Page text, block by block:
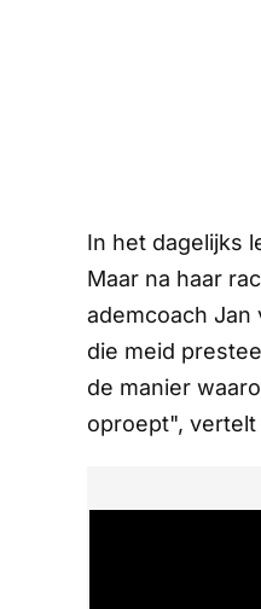
In het dagelijks
Maar na haar
ademcoach Jan
die meid
de manier
oproept",